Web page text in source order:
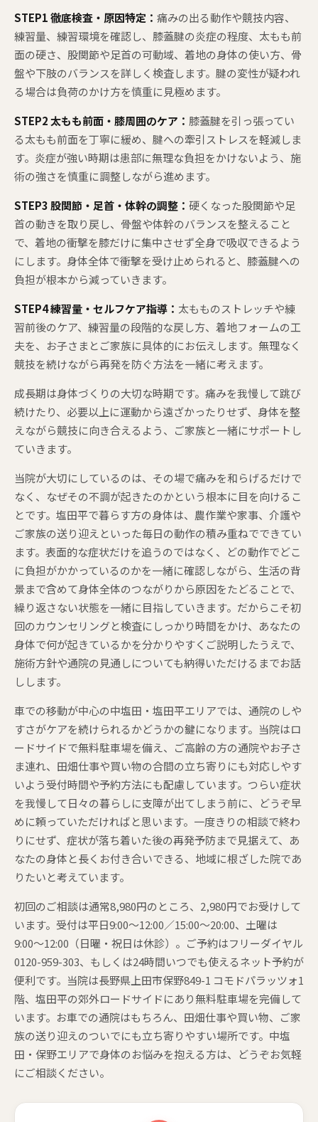
STEP1 徹底検査・原因特定： 痛みの出る動作や競技内容、
練習量、練習環境を確認し、膝蓋腱の炎症の程度、太もも前
面の硬さ、股関節や足首の可動域、着地の身体の使い方、骨
盤や下肢のバランスを詳しく検査します。腱の変性が疑われ
る場合は負荷のかけ方を慎重に見極めます。
STEP2 太もも前面・膝周囲のケア： 膝蓋腱を引っ張ってい
る太もも前面を丁寧に緩め、腱への牽引ストレスを軽減しま
す。炎症が強い時期は患部に無理な負担をかけないよう、施
術の強さを慎重に調整しながら進めます。
STEP3 股関節・足首・体幹の調整： 硬くなった股関節や足
首の動きを取り戻し、骨盤や体幹のバランスを整えること
で、着地の衝撃を膝だけに集中させず全身で吸収できるよう
にします。身体全体で衝撃を受け止められると、膝蓋腱への
負担が根本から減っていきます。
STEP4 練習量・セルフケア指導： 太もものストレッチや練
習前後のケア、練習量の段階的な戻し方、着地フォームの工
夫を、お子さまとご家族に具体的にお伝えします。無理なく
競技を続けながら再発を防ぐ方法を一緒に考えます。
成長期は身体づくりの大切な時期です。痛みを我慢して跳び
続けたり、必要以上に運動から遠ざかったりせず、身体を整
えながら競技に向き合えるよう、ご家族と一緒にサポートし
ていきます。
当院が大切にしているのは、その場で痛みを和らげるだけで
なく、なぜその不調が起きたのかという根本に目を向けるこ
とです。塩田平で暮らす方の身体は、農作業や家事、介護や
ご家族の送り迎えといった毎日の動作の積み重ねでできてい
ます。表面的な症状だけを追うのではなく、どの動作でどこ
に負担がかかっているのかを一緒に確認しながら、生活の背
景まで含めて身体全体のつながりから原因をたどることで、
繰り返さない状態を一緒に目指していきます。だからこそ初
回のカウンセリングと検査にしっかり時間をかけ、あなたの
身体で何が起きているかを分かりやすくご説明したうえで、
施術方針や通院の見通しについても納得いただけるまでお話
しします。
車での移動が中心の中塩田・塩田平エリアでは、通院のしや
すさがケアを続けられるかどうかの鍵になります。当院はロ
ードサイドで無料駐車場を備え、ご高齢の方の通院やお子さ
ま連れ、田畑仕事や買い物の合間の立ち寄りにも対応しやす
いよう受付時間や予約方法にも配慮しています。つらい症状
を我慢して日々の暮らしに支障が出てしまう前に、どうぞ早
めに頼っていただければと思います。一度きりの相談で終わ
りにせず、症状が落ち着いた後の再発予防まで見据えて、あ
なたの身体と長くお付き合いできる、地域に根ざした院であ
りたいと考えています。
初回のご相談は通常8,980円のところ、2,980円でお受けして
います。受付は平日9:00〜12:00／15:00〜20:00、土曜は
9:00〜12:00（日曜・祝日は休診）。ご予約はフリーダイヤル
0120-959-303、もしくは24時間いつでも使えるネット予約が
便利です。当院は長野県上田市保野849-1 コモドパラッツォ1
階、塩田平の郊外ロードサイドにあり無料駐車場を完備して
います。お車での通院はもちろん、田畑仕事や買い物、ご家
族の送り迎えのついでにも立ち寄りやすい場所です。中塩
田・保野エリアで身体のお悩みを抱える方は、どうぞお気軽
にご相談ください。